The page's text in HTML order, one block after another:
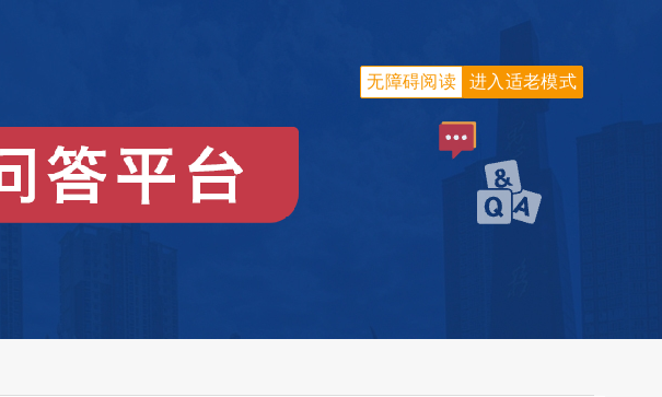
进入适老模式
无障碍阅读